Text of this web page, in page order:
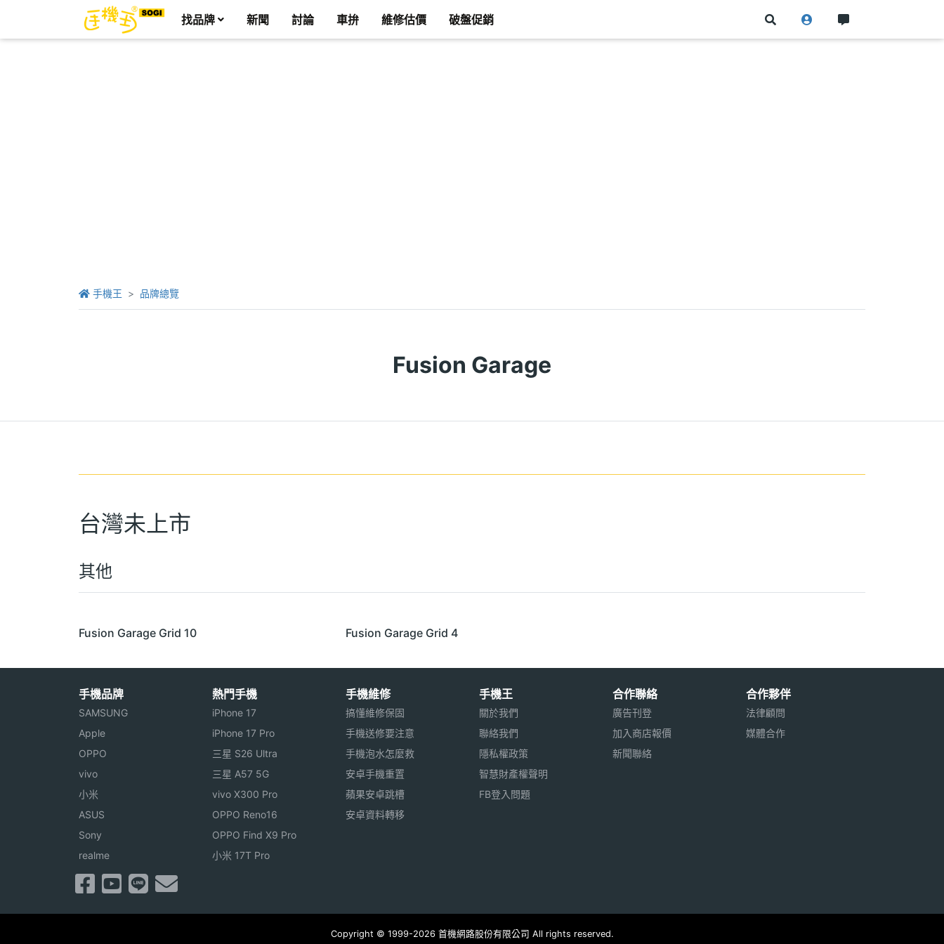
找品牌 新聞 討論 車拚 維修估價 破盤促銷
手機王 品牌總覽
Fusion Garage
台灣未上市
其他
Fusion Garage Grid 10 Fusion Garage Grid 4
手機品牌
SAMSUNG
Apple
OPPO
vivo
小米
ASUS
Sony
realme
熱門手機
iPhone 17
iPhone 17 Pro
三星 S26 Ultra
三星 A57 5G
vivo X300 Pro
OPPO Reno16
OPPO Find X9 Pro
小米 17T Pro
手機維修
搞懂維修保固
手機送修要注意
手機泡水怎麼救
安卓手機重置
蘋果安卓跳槽
安卓資料轉移
手機王
關於我們
聯絡我們
隱私權政策
智慧財產權聲明
FB登入問題
合作聯絡
廣告刊登
加入商店報價
新聞聯絡
合作夥伴
法律顧問
媒體合作
Copyright © 1999-2026 首機網路股份有限公司 All rights reserved.